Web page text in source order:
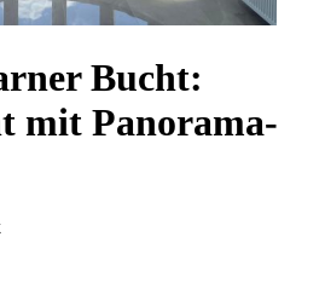
Bucht:
mit Panorama-